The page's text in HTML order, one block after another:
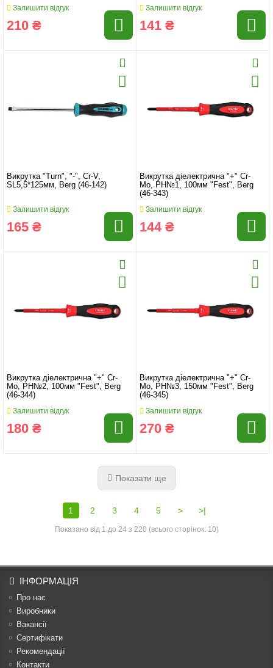
Залишити відгук
210 ₴
Залишити відгук
141 ₴
Викрутка "Turn", "-", Cr-V,
SL5,5*125мм, Berg (46-142)
Залишити відгук
165 ₴
Викрутка діелектрична "+" Cr-
Mo, PH№1, 100мм "Fest", Berg
(46-343)
Залишити відгук
144 ₴
Викрутка діелектрична "+" Cr-
Mo, PH№2, 100мм "Fest", Berg
(46-344)
Залишити відгук
180 ₴
Викрутка діелектрична "+" Cr-
Mo, PH№3, 150мм "Fest", Berg
(46-345)
Залишити відгук
270 ₴
Показати ще
1 2 3 4 5 > >|
Показано від 1 до 24 з 220 (всього сторінок: 10)
ІНФОРМАЦІЯ
Про нас
Виробники
Вакансії
Сертифікати
Рекомендації
Контакти